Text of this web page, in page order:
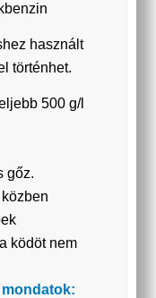
használt
történhet.
500 g/l
gőz.
ködöt nem